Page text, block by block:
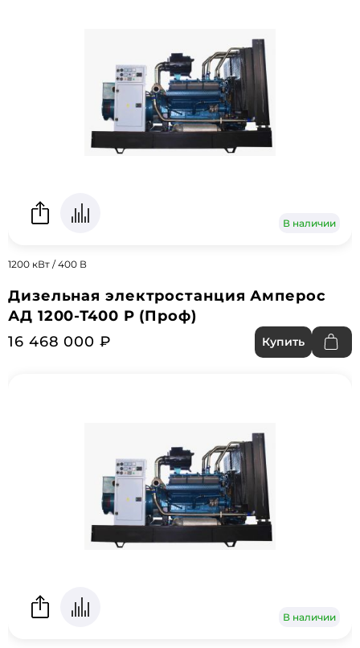
В наличии
1200 кВт / 400 В
Дизельная электростанция Амперос
АД 1200-Т400 P (Проф)
16 468 000 ₽
Купить
В наличии